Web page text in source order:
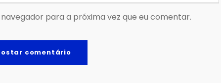
para a próxima vez que eu comentar.